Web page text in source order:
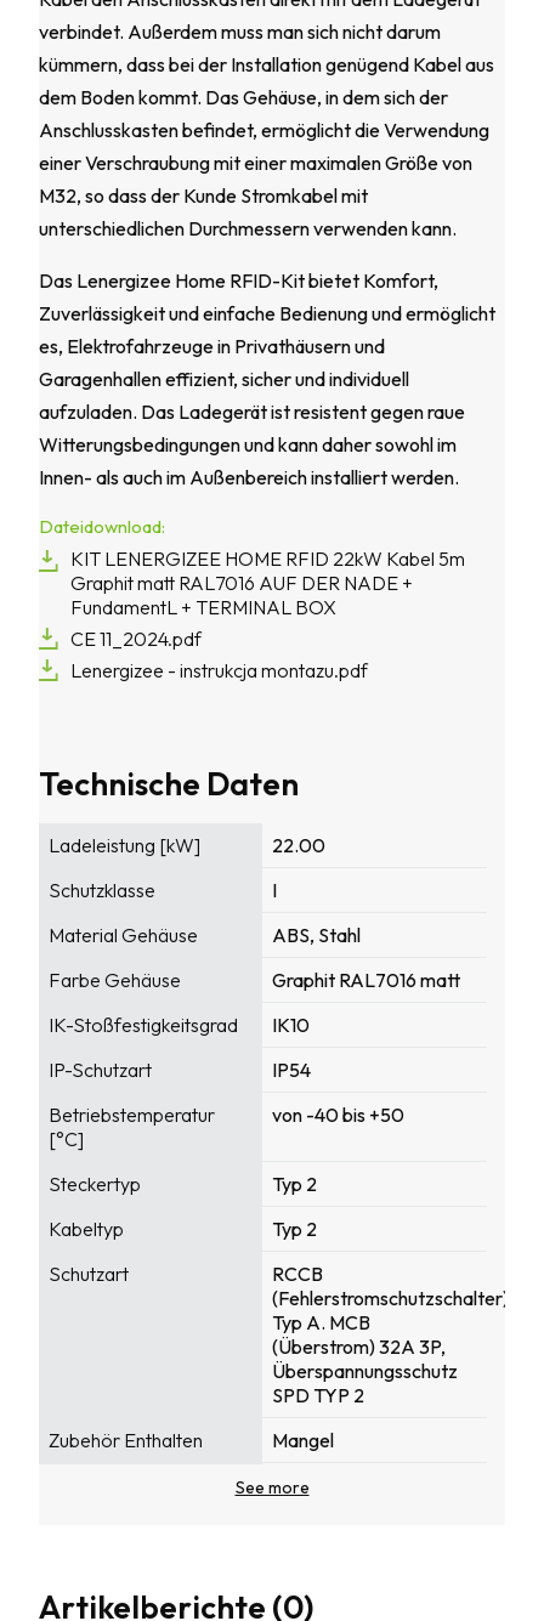
verbindet. Außerdem muss man sich nicht darum
kümmern, dass bei der Installation genügend Kabel aus
dem Boden kommt. Das Gehäuse, in dem sich der
Anschlusskasten befindet, ermöglicht die Verwendung
einer Verschraubung mit einer maximalen Größe von
M32, so dass der Kunde Stromkabel mit
unterschiedlichen Durchmessern verwenden kann.
Das Lenergizee Home RFID-Kit bietet Komfort,
Zuverlässigkeit und einfache Bedienung und ermöglicht
es, Elektrofahrzeuge in Privathäusern und
Garagenhallen effizient, sicher und individuell
aufzuladen. Das Ladegerät ist resistent gegen raue
Witterungsbedingungen und kann daher sowohl im
Innen- als auch im Außenbereich installiert werden.
Dateidownload:
KIT LENERGIZEE HOME RFID 22kW Kabel 5m
Graphit matt RAL7016 AUF DER NADE +
FundamentL + TERMINAL BOX
CE 11_2024.pdf
Lenergizee - instrukcja montazu.pdf
Technische Daten
Ladeleistung [kW]
22.00
Schutzklasse
I
Material Gehäuse
ABS, Stahl
Farbe Gehäuse
Graphit RAL7016 matt
IK-Stoßfestigkeitsgrad
IK10
IP-Schutzart
IP54
Betriebstemperatur
[°C]
von -40 bis +50
Steckertyp
Typ 2
Kabeltyp
Typ 2
Schutzart
RCCB
(Fehlerstromschutzschalter)
Typ A. MCB
(Überstrom) 32A 3P,
Überspannungsschutz
SPD TYP 2
Zubehör Enthalten
Mangel
11/2024
Artikelberichte (0)